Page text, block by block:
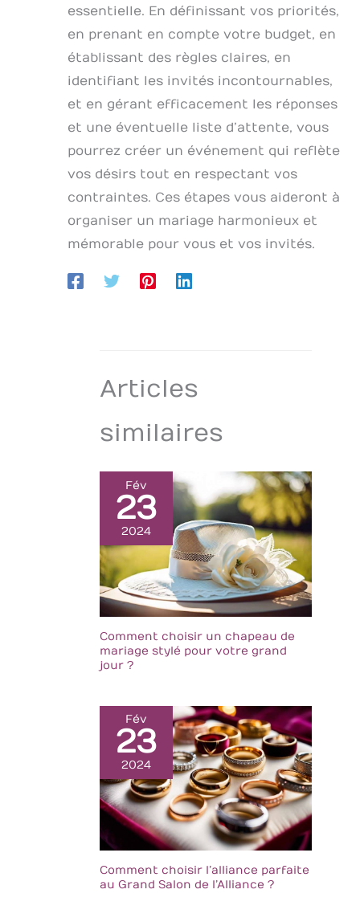
essentielle. En définissant vos priorités,
en prenant en compte votre budget, en
établissant des règles claires, en
identifiant les invités incontournables,
et en gérant efficacement les réponses
et une éventuelle liste d’attente, vous
pourrez créer un événement qui reflète
vos désirs tout en respectant vos
contraintes. Ces étapes vous aideront à
organiser un mariage harmonieux et
mémorable pour vous et vos invités.
Articles
similaires
Fév
23
2024
Comment choisir un chapeau de
mariage stylé pour votre grand
jour ?
Fév
23
2024
Comment choisir l’alliance parfaite
au Grand Salon de l’Alliance ?